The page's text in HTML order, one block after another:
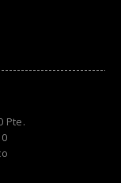
Pte.